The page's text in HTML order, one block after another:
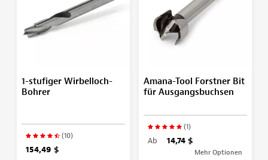
1-stufiger Wirbelloch-
Bohrer
(10)
154,49 $
Amana-Tool Forstner Bit
für Ausgangsbuchsen
(1)
Ab 14,74 $
Mehr Optionen